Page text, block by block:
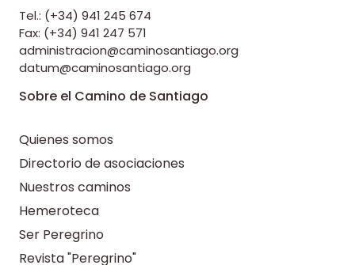
Tel.: (+34) 941 245 674
Fax: (+34) 941 247 571
administracion@caminosantiago.org
datum@caminosantiago.org
Sobre el Camino de Santiago
Quienes somos
Directorio de asociaciones
Nuestros caminos
Hemeroteca
Ser Peregrino
Revista "Peregrino"